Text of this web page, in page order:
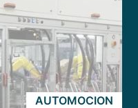
AUTOMOCION